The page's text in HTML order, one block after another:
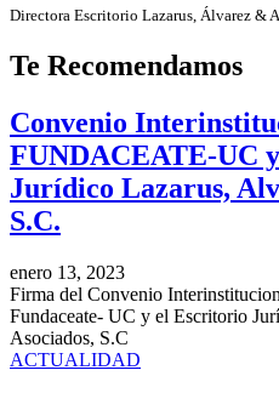
Directora Escritorio Lazarus, Álvarez &
Te Recomendamos
Convenio
FUNDACEATE-UC
Jurídico Lazarus,
S.C.
enero 13, 2023
Firma del Convenio
Fundaceate- UC y el Escritorio
Asociados, S.C
ACTUALIDAD